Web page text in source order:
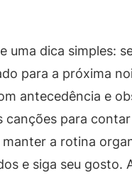
uma dica simples:
para a próxima
antecedência e
canções para
manter a rotina
e siga seu gosto.